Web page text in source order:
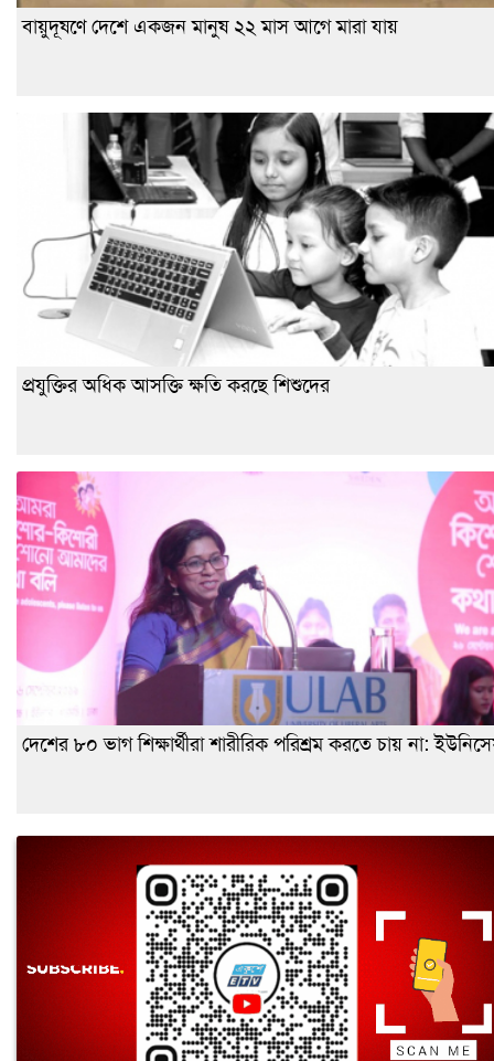
বায়ুদূষণে দেশে একজন মানুষ ২২ মাস আগে মারা যায়
প্রযুক্তির অধিক আসক্তি ক্ষতি করছে শিশুদের
দেশের ৮০ ভাগ শিক্ষার্থীরা শারীরিক পরিশ্রম করতে চায় না: